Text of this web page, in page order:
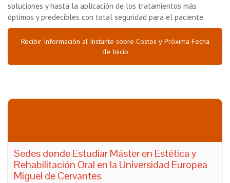
soluciones y hasta la aplicación de los tratamientos más
óptimos y predecibles con total seguridad para el paciente.
Recibir Información al Instante sobre Costos y Próxima Fecha
de Inicio
Sedes donde Estudiar Máster en Estética y
Rehabilitación Oral en la Universidad Europea
Miguel de Cervantes